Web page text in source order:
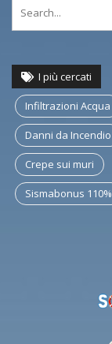
I più cercati
Infiltrazioni Acqua
Danni da Incendio
Crepe sui muri
Sismabonus 110%